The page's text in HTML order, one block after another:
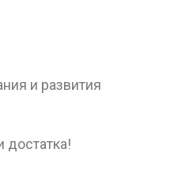
и развития
достатка!